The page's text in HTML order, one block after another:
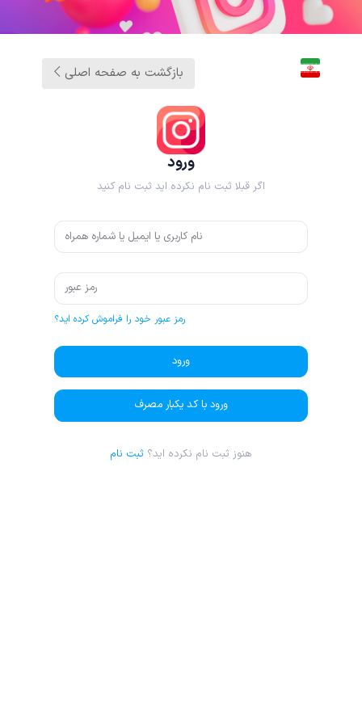
بازگشت به صفحه اصلی
ورود
اگر قبلا ثبت نام نکرده اید ثبت نام کنید
رمز عبور خود را فراموش کرده اید؟
ورود
ورود با کد یکبار مصرف
هنوز ثبت نام نکرده اید؟ ثبت نام